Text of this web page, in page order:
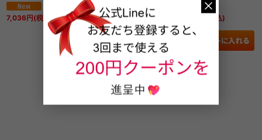
7,036 円(税込) 7,036円(税込) (税込)